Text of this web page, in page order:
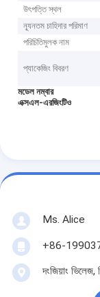
উৎপত্তি স্থল
ন্যূনতম চাহিদার পরিমাণ
পরিচিতিমুলক নাম
প্যাকেজিং বিবরণ
মডেল নম্বার
এক্সএল-এরজিংটিও
Ms. Alice
+86-
দংজিয়াং ভিলেজ,